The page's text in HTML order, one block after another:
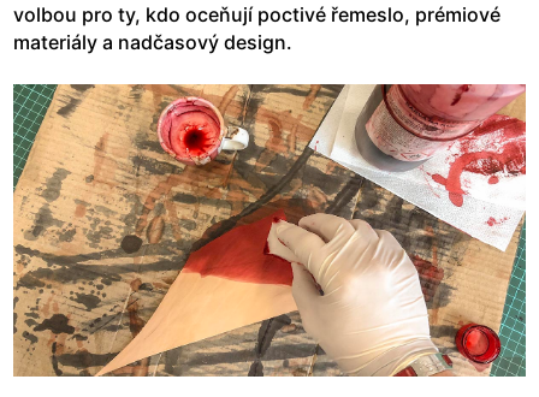
volbou pro ty, kdo oceňují poctivé řemeslo, prémiové
materiály a nadčasový design.